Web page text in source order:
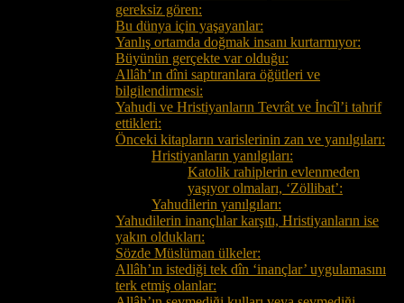
gereksiz gören:
Bu dünya için yaşayanlar:
Yanlış ortamda doğmak insanı kurtarmıyor:
Büyünün gerçekte var olduğu:
Allâh’ın dîni saptıranlara öğütleri ve
bilgilendirmesi:
Yahudi ve Hristiyanların Tevrât ve İncîl’i tahrif
ettikleri:
Önceki kitapların varislerinin zan ve yanılgıları:
Hristiyanların yanılgıları:
Katolik rahiplerin evlenmeden
yaşıyor olmaları, ‘Zöllibat’:
Yahudilerin yanılgıları:
Yahudilerin inançlılar karşıtı, Hristiyanların ise
yakın oldukları:
Sözde Müslüman ülkeler:
Allâh’ın istediği tek dîn ‘inançlar’ uygulamasını
terk etmiş olanlar: